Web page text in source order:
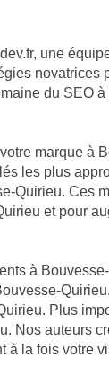
une
novatrices
du SEO
marque à
les plus
Quirieu. Ces
et pour
à
Plus
Nos auteurs
à la fois votre